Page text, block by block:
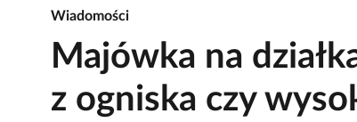
Wiadomości
Majówka na
z ogniska czy